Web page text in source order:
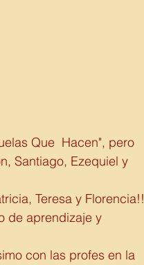
Que  Hacen", pero
Santiago, Ezequiel y
Teresa y Florencia!!
de aprendizaje y
con las profes en la